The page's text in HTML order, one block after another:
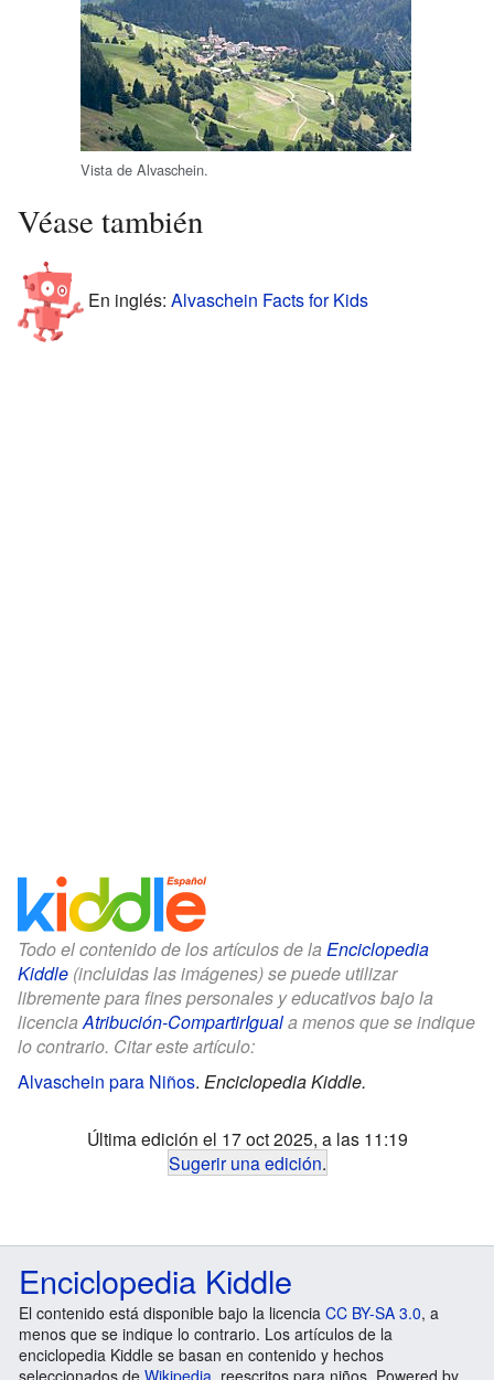
Vista de Alvaschein.
Véase también
En inglés: Alvaschein Facts for Kids
Todo el contenido de los artículos de la Enciclopedia
Kiddle (incluidas las imágenes) se puede utilizar
libremente para fines personales y educativos bajo la
licenciaAtribución-CompartirIguala menos que se indique
lo contrario. Citar este artículo:
Alvaschein para Niños. Enciclopedia Kiddle.
Última edición el 17 oct 2025, a las 11:19
Sugerir una edición.
Enciclopedia Kiddle
El contenido está disponible bajo la licencia CC BY-SA 3.0, a
menos que se indique lo contrario. Los artículos de la
enciclopedia Kiddle se basan en contenido y hechos